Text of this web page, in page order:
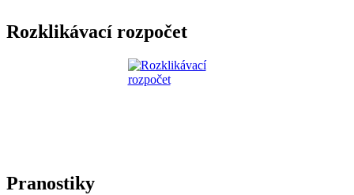
Rozklikávací rozpočet
Pranostiky